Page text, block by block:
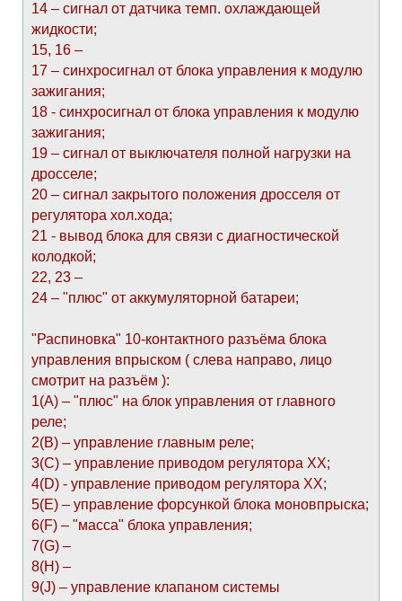
14 – сигнал от датчика темп. охлаждающей
жидкости;
15, 16 –
17 – синхросигнал от блока управления к модулю
зажигания;
18 - синхросигнал от блока управления к модулю
зажигания;
19 – сигнал от выключателя полной нагрузки на
дросселе;
20 – сигнал закрытого положения дросселя от
регулятора хол.хода;
21 - вывод блока для связи с диагностической
колодкой;
22, 23 –
24 – "плюс" от аккумуляторной батареи;
"Распиновка" 10-контактного разъёма блока
управления впрыском ( слева направо, лицо
смотрит на разъём ):
1(А) – "плюс" на блок управления от главного
реле;
2(В) – управление главным реле;
3(С) – управление приводом регулятора ХХ;
4(D) - управление приводом регулятора ХХ;
5(E) – управление форсункой блока моновпрыска;
6(F) – "масса" блока управления;
7(G) –
8(H) –
9(J) – управление клапаном системы